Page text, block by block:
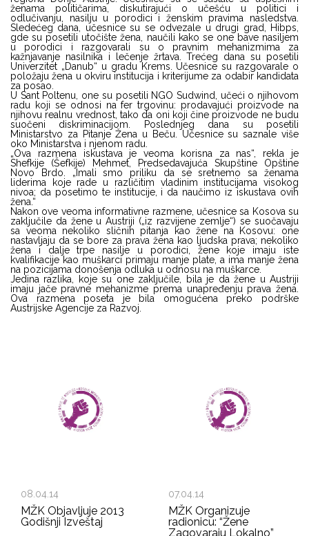
ženama političarima, diskutirajući o učešću u politici i
odlučivanju, nasilju u porodici i ženskim pravima nasledstva.
Sledećeg dana, učesnice su se odvezale u drugi grad, Hibps,
gde su posetili utočište žena, naučili kako se one bave nasiljem
u porodici i razgovarali su o pravnim mehanizmima za
kažnjavanje nasilnika i lečenje žrtava. Trećeg dana su posetili
Univerzitet „Danub“ u gradu Krems. Učesnice su razgovarale o
položaju žena u okviru institucija i kriterijume za odabir kandidata
za posao.
U Sant Poltenu, one su posetili NGO Sudwind, učeći o njihovom
radu koji se odnosi na fer trgovinu: prodavajući proizvode na
njihovu realnu vrednost, tako da oni koji čine proizvode ne budu
suočeni diskriminacijom. Poslednjeg dana su posetili
Ministarstvo za Pitanje Žena u Beču. Učesnice su saznale više
oko Ministarstva i njenom radu.
„Ova razmena iskustava je veoma korisna za nas“, rekla je
Shefkije (Šefkije) Mehmet, Predsedavajuća Skupštine Opštine
Novo Brdo. „Imali smo priliku da se sretnemo sa ženama
liderima koje rade u različitim vladinim institucijama visokog
nivoa; da posetimo te institucije, i da naučimo iz iskustava ovih
žena.“
Nakon ove veoma informativne razmene, učesnice sa Kosova su
zaključile da žene u Austriji („iz razvijene zemlje“) se suočavaju
sa veoma nekoliko sličnih pitanja kao žene na Kosovu: one
nastavljaju da se bore za prava žena kao ljudska prava; nekoliko
žena i dalje trpe nasilje u porodici, žene koje imaju iste
kvalifikacije kao muškarci primaju manje plate, a ima manje žena
na pozicijama donošenja odluka u odnosu na muškarce.
Jedina razlika, koje su one zaključile, bila je da žene u Austriji
imaju jače pravne mehanizme prema unapređenju prava žena.
Ova razmena poseta je bila omogućena preko podrške
Austrijske Agencije za Razvoj.
08.04.14
MŽK Objavljuje 2013
Godišnji Izveštaj
07.04.14
MŽK Organizuje
radionicu: “Žene
Zagovaraju Lokalno”